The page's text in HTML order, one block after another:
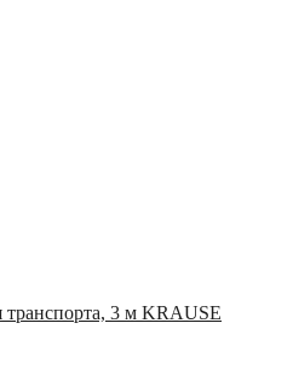
3 м KRAUSE